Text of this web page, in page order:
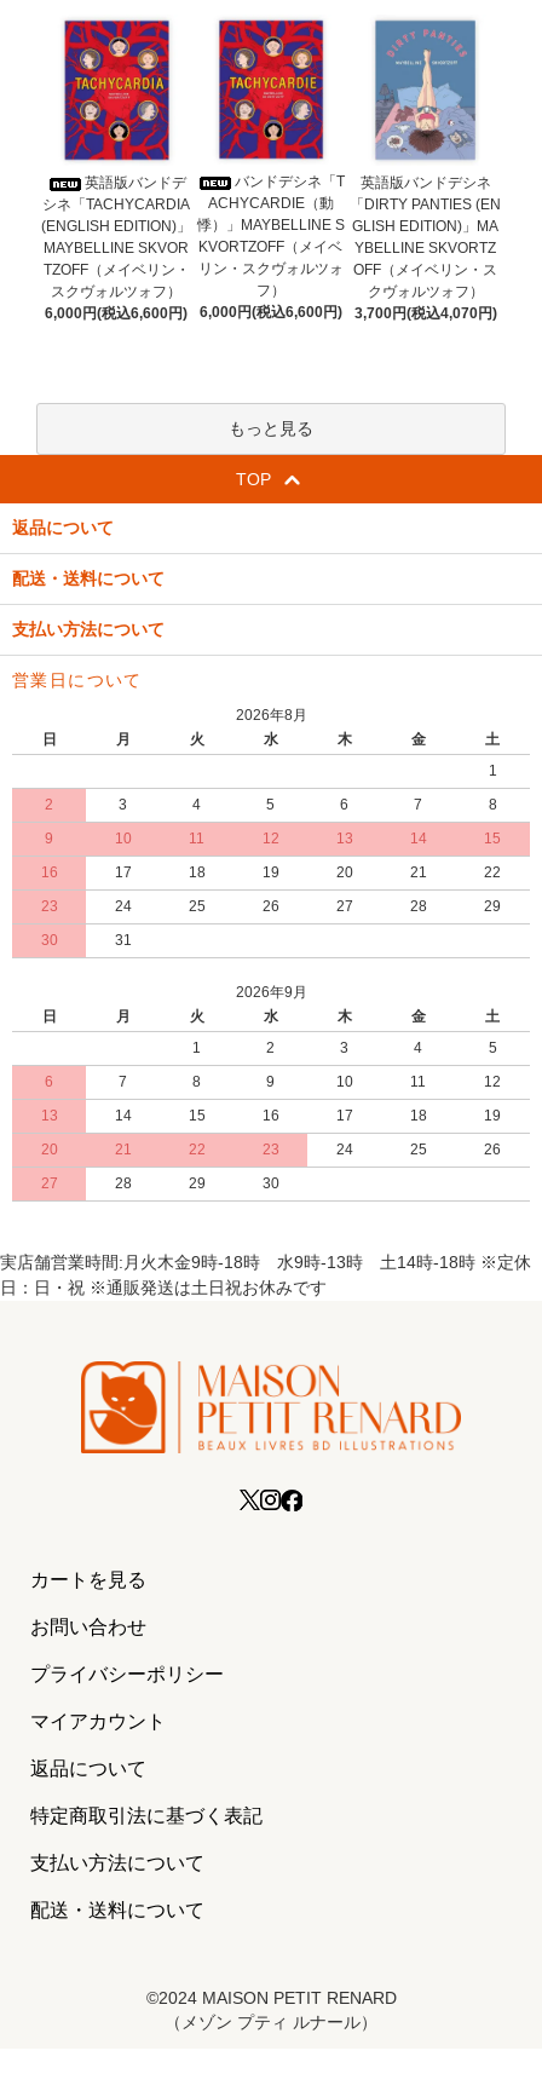
英語版バンドデ
シネ「TACHYCARDIA
(ENGLISH EDITION)」
MAYBELLINE SKVOR
TZOFF（メイベリン・
スクヴォルツォフ）
6,000円(税込6,600円)
バンドデシネ「T
ACHYCARDIE（動
悸）」MAYBELLINE S
KVORTZOFF（メイベ
リン・スクヴォルツォ
フ）
6,000円(税込6,600円)
英語版バンドデシネ
「DIRTY PANTIES (EN
GLISH EDITION)」MA
YBELLINE SKVORTZ
OFF（メイベリン・ス
クヴォルツォフ）
3,700円(税込4,070円)
もっと見る
TOP
返品について
配送・送料について
支払い方法について
営業日について
2026年8月
日
月 火 水 木 金
土
1
2
3 4 5 6 7
8
9
10 11 12 13 14
15
16
17 18 19 20 21
22
23
24 25 26 27 28
29
30
31
2026年9月
日
月 火 水 木 金
土
1
2 3 4
5
6
7 8 9 10 11
12
13
14 15 16 17 18
19
20
21 22 23 24 25
26
27
28 29 30
実店舗営業時間:月火木金9時-18時 水9時-13時 土14時-18時 ※定休
日：日・祝 ※通販発送は土日祝お休みです
カートを見る
お問い合わせ
プライバシーポリシー
マイアカウント
返品について
特定商取引法に基づく表記
支払い方法について
配送・送料について
©2024 MAISON PETIT RENARD
（メゾン プティ ルナール）